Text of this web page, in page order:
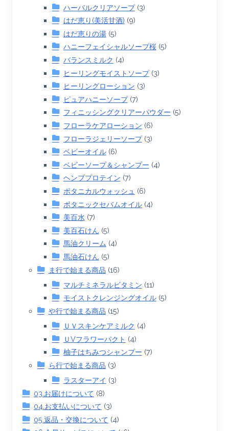
ハーバルクリアソープ(3)
はだ恵り(美活甘酒) (9)
はだ恵りの湯(5)
ハニーフェイシャルソープ桜(5)
バランスミルク (4)
ヒーリングモイストソープ(3)
ヒーリングローション (3)
ピュアハニーソープ(7)
フィニッシングクリアーパウダー (5)
フローラケアローション (6)
フローラジェリーソープ(3)
ベビーオイル(6)
ベビーソープ＆シャンプー (4)
ヘンププロテイン (7)
ボタニカルウォッシュ (6)
ボタニックセバムオイル(4)
美百水 (7)
美百石けん (5)
馬油クリーム (4)
馬油石けん (5)
ま行で始まる商品 (16)
マルチミネラルビタミン (11)
モイストクレンジングオイル(5)
や行で始まる商品 (15)
ＵＶスキンケアミルク (4)
ＵVフラワーパクト (4)
柚子はちみつシャンプー (7)
ら行で始まる商品 (3)
ラスターアイ (3)
03.お届けについて (8)
04.お支払いについて (3)
05.返品・交換について (4)